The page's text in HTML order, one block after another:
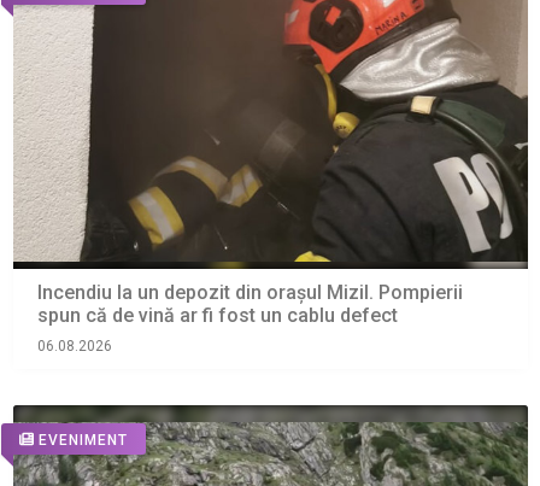
Incendiu la un depozit din orașul Mizil. Pompierii
spun că de vină ar fi fost un cablu defect
06.08.2026
EVENIMENT